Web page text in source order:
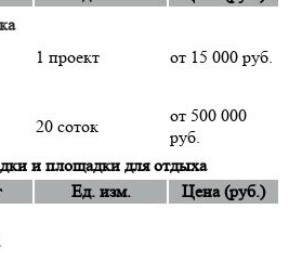
1 проект от 15 000 руб.
20 соток
от 500 000
руб.
и площадки для отдыха
Ед. изм.
Цена (руб.)